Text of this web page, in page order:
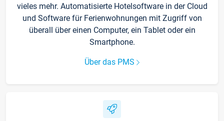
vieles mehr. Automatisierte Hotelsoftware in der Cloud
und Software für Ferienwohnungen mit Zugriff von
überall über einen Computer, ein Tablet oder ein
Smartphone.
Über das PMS